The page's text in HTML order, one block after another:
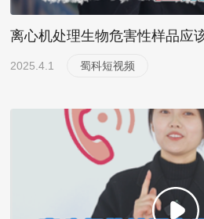
离心机处理生物危害性样品应
2025.4.1 蜀科短视频